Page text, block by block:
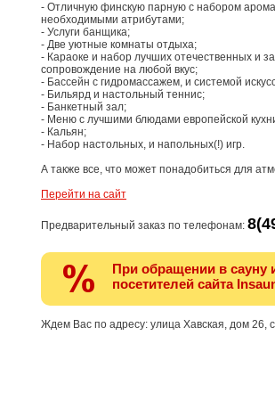
- Отличную финскую парную с набором
необходимыми атрибутами;
- Услуги банщика;
- Две уютные комнаты отдыха;
- Караоке и набор лучших отечественных и
сопровождение на любой вкус;
- Бассейн с гидромассажем, и системой
- Бильярд и настольный теннис;
- Банкетный зал;
- Меню с лучшими блюдами европейской
- Кальян;
- Набор настольных, и напольных(!) игр.
А также все, что может понадобиться для
Перейти на сайт
Предварительный заказ по телефонам:
При обращении в сауну
посетителей сайта
Ждем Вас по адресу: улица Хавская, дом 26,